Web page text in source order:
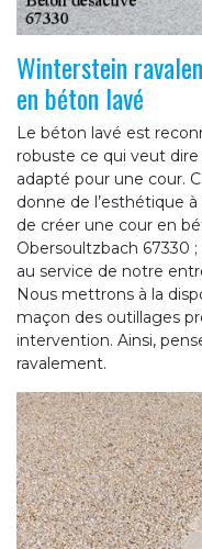
Winterstein
en béton lavé
Le béton lavé est
robuste ce qui veut
adapté pour une cour.
donne de l’esthétique
de créer une cour en
Obersoultzbach 67330
au service de notre
Nous mettrons à la
maçon des outillages
intervention. Ainsi,
ravalement.